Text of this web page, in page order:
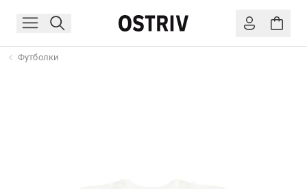
Футболки